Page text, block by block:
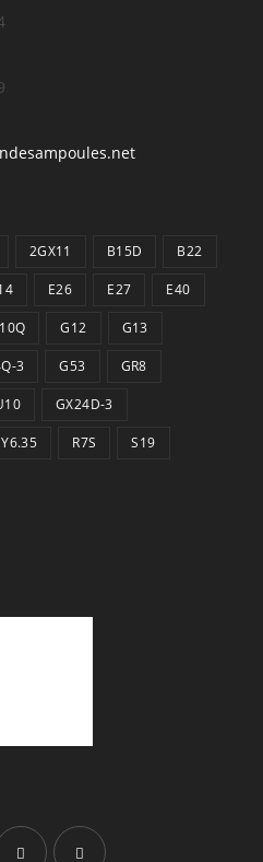
S’ouvre
2GX11 B15D B22
E26 E27 E40
G12 G13
3 G53 GR8
GX24D-3
R7S S19